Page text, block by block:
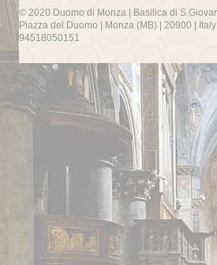
© 2020 Duomo di Monza | Basilica di
Piazza del Duomo | Monza (MB) | 20900 |
94518050151